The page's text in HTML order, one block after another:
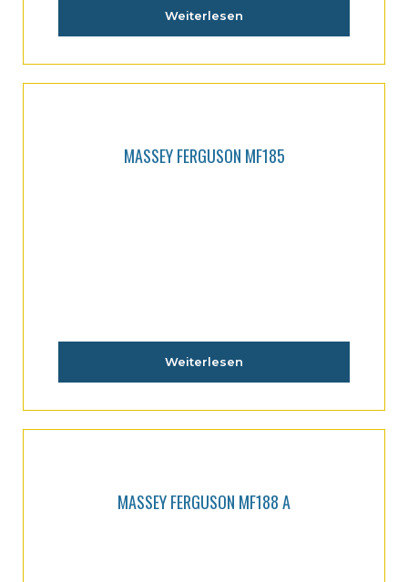
Weiterlesen
MASSEY FERGUSON MF185
Weiterlesen
MASSEY FERGUSON MF188 A